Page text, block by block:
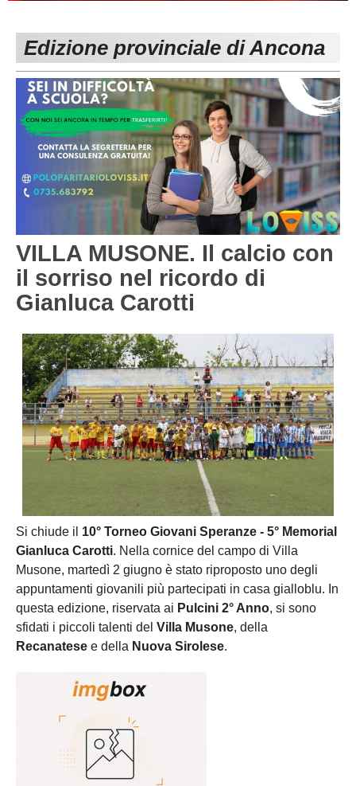
Carica la tua Rosa
1^ CATEGORIA
2^ CATEGORIA
3^ CATEGORIA
GIOVANILI
Edizione provinciale di Ancona
VILLA MUSONE. Il calcio con
il sorriso nel ricordo di
Gianluca Carotti
Si chiude il 10° Torneo Giovani Speranze - 5° Memorial
Gianluca Carotti. Nella cornice del campo di Villa
Musone, martedì 2 giugno è stato riproposto uno degli
appuntamenti giovanili più partecipati in casa gialloblu. In
questa edizione, riservata ai Pulcini 2° Anno, si sono
sfidati i piccoli talenti del Villa Musone, della
Recanatese e della Nuova Sirolese.